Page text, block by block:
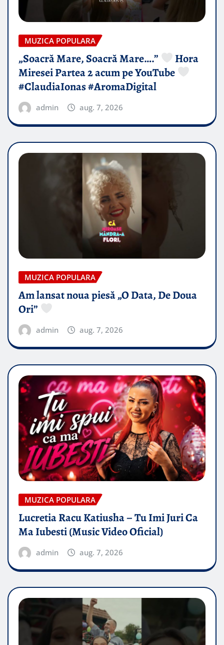
MUZICA POPULARA
„Soacră Mare, Soacră Mare….”
Hora
Miresei Partea 2 acum pe YouTube
#ClaudiaIonas #AromaDigital
admin aug. 7, 2026
MUZICA POPULARA
Am lansat noua piesă „O Data, De Doua
Ori”
admin aug. 7, 2026
MUZICA POPULARA
Lucretia Racu Katiusha – Tu Imi Juri Ca
Ma Iubesti (Music Video Oficial)
admin aug. 7, 2026